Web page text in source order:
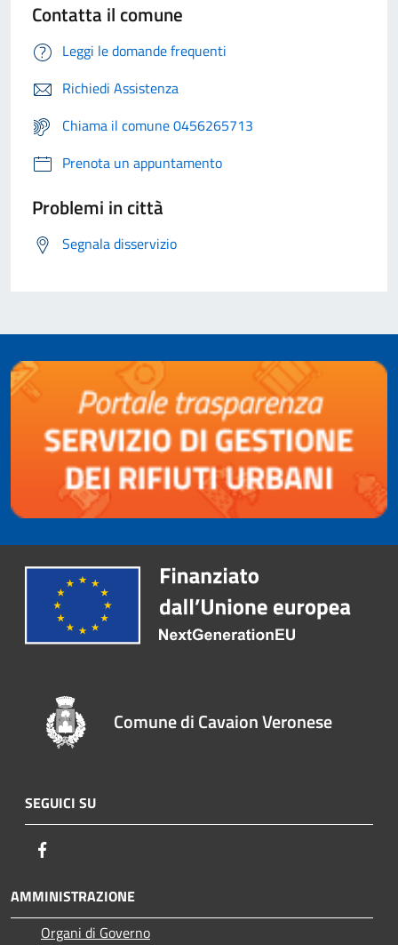
Contatta il comune
Leggi le domande frequenti
Richiedi Assistenza
Chiama il comune 0456265713
Prenota un appuntamento
Problemi in città
Segnala disservizio
Comune di Cavaion Veronese
SEGUICI SU
AMMINISTRAZIONE
Organi di Governo